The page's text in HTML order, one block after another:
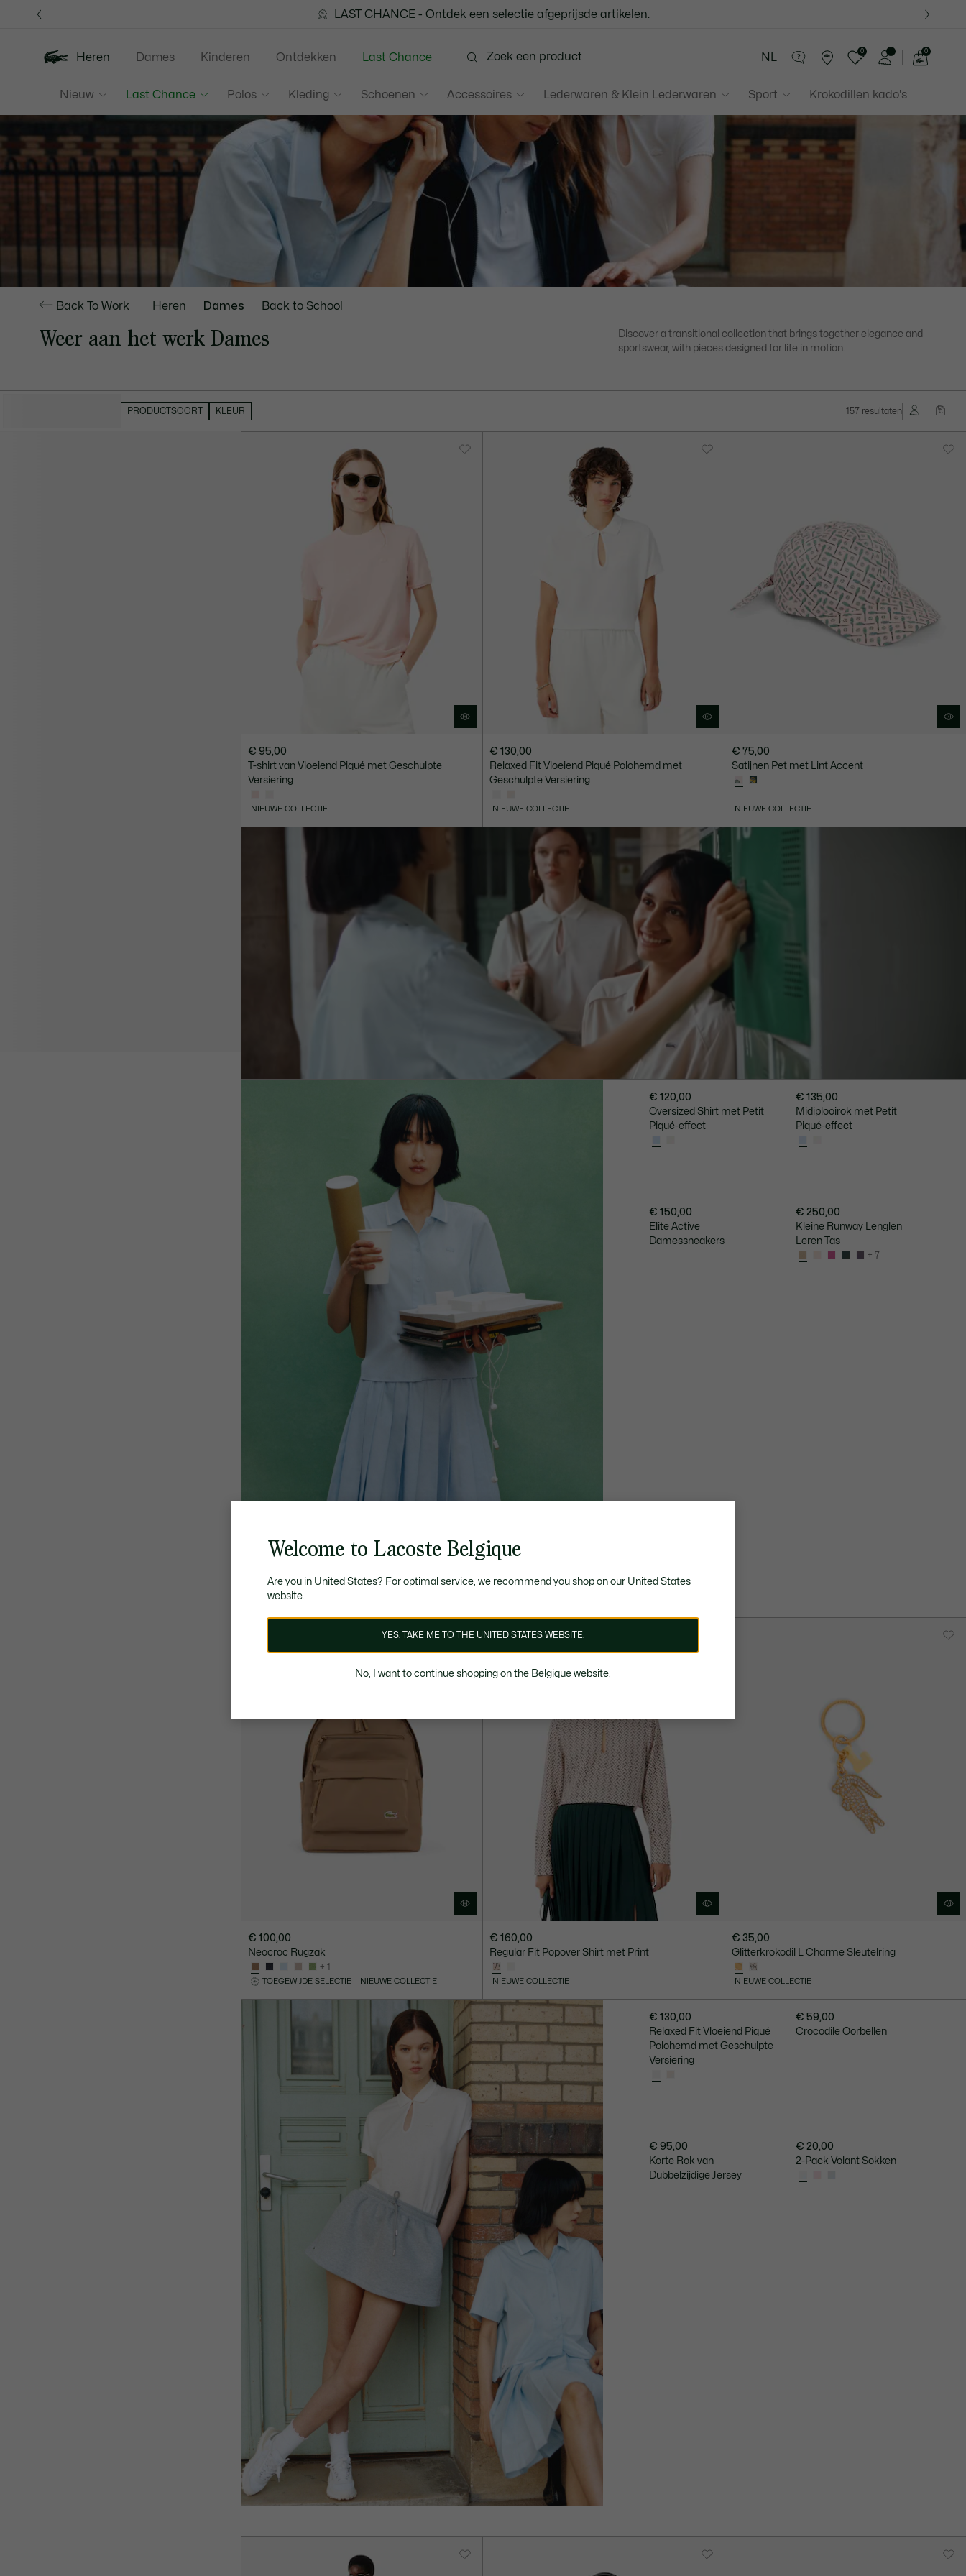
LAST CHANCE - Ontdek een selectie afgeprijsde artikelen.
LAST CHANCE - Ontdek een selectie afgeprijsde artikelen.
Heren
Nieuw Last Chance Polos Kleding Schoenen Accessoires Lederwaren & Klein Lederwaren Sport Krokodillen kado's
Dames Kinderen Ontdekken Last Chance NL
0
shopping
bag
0
scroll
layer
Back To Work Heren Dames Back to School
Weer aan het werk Dames
Discover a transitional collection that brings together elegance and
sportswear, with pieces designed for life in motion.
PRODUCTSOORT KLEUR 157 resultaten
€ 95,00
T-shirt van Vloeiend Piqué met Geschulpte
Versiering
NIEUWE COLLECTIE
€ 130,00
Relaxed Fit Vloeiend Piqué Polohemd met
Geschulpte Versiering
NIEUWE COLLECTIE
€ 75,00
Satijnen Pet met Lint Accent
NIEUWE COLLECTIE
€ 100,00
Neocroc Rugzak
+ 1
TOEGEWIJDE SELECTIE NIEUWE COLLECTIE
€ 160,00
Regular Fit Popover Shirt met Print
NIEUWE COLLECTIE
€ 35,00
Glitterkrokodil L Charme Sleutelring
NIEUWE COLLECTIE
€ 120,00
Oversized Shirt met Petit
Piqué-effect
€ 135,00
Midiplooirok met Petit
Piqué-effect
€ 150,00
Elite Active
Damessneakers
€ 250,00
Kleine Runway Lenglen
Leren Tas
+ 7
€ 130,00
Relaxed Fit Vloeiend Piqué
Polohemd met Geschulpte
Versiering
€ 59,00
Crocodile Oorbellen
€ 95,00
Korte Rok van
Dubbelzijdige Jersey
€ 20,00
2-Pack Volant Sokken
Welcome to Lacoste Belgique
Are you in United States? For optimal service, we recommend you shop on our United States
website.
YES, TAKE ME TO THE UNITED STATES WEBSITE.
No, I want to continue shopping on the Belgique website.